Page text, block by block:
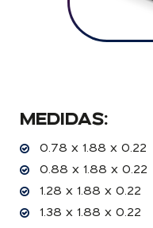
MEDIDAS:
0.78 x 1.88 x 0.22
0.88 x 1.88 x 0.22
1.28 x 1.88 x 0.22
1.38 x 1.88 x 0.22